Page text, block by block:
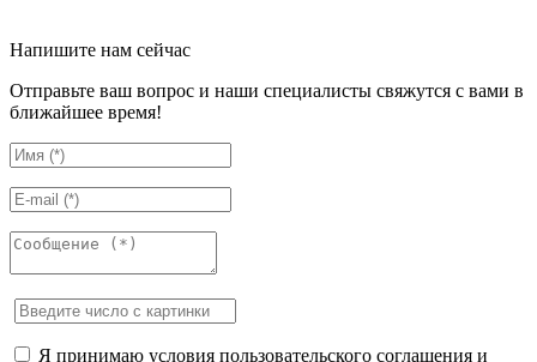
Напишите нам сейчас
Отправьте ваш вопрос и наши специалисты свяжутся с вами в
ближайшее время!
Я принимаю условия пользовательского соглашения и